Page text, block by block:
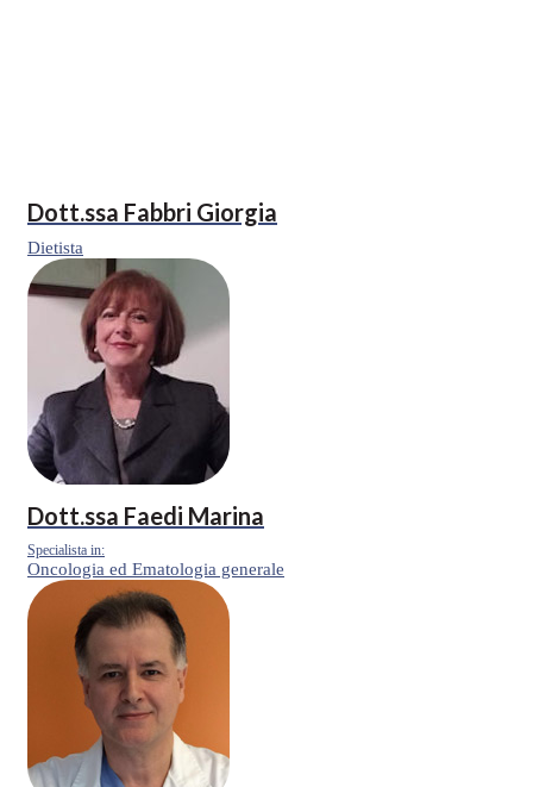
Dott.ssa Fabbri Giorgia
Dietista
Dott.ssa Faedi Marina
Specialista in:
Oncologia ed Ematologia generale